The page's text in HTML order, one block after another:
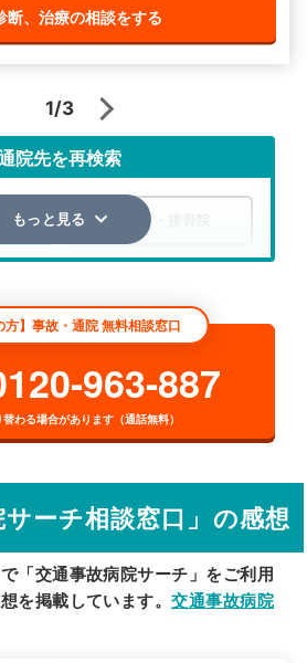
断、治療の相談をする
1/3
院先を再検索
整骨院・接骨院
検索する
細条件で絞り込む
の他の検索方法
院名から探す
もっと見る
方】事故・通院 無料相談窓口
963-887
わる場合があります（通話無料）
サーチ相談窓口」の感想
「交通事故病院サーチ」をご利用
を掲載しています。交通事故病院